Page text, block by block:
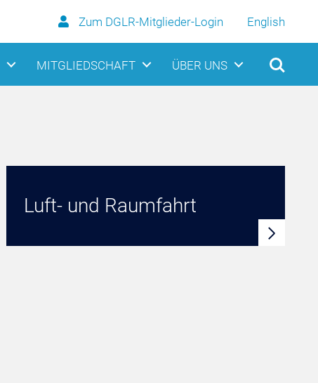
Zum DGLR-Mitglieder-Login English
MITGLIEDSCHAFT ÜBER UNS
Luft- und Raumfahrt